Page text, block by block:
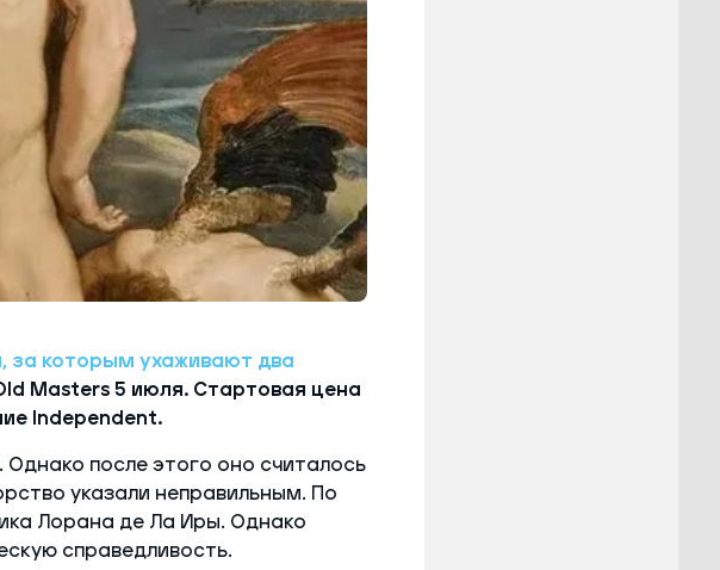
за которым ухаживают два
Masters 5 июля. Стартовая цена
Independent.
после этого оно считалось
указали неправильным. По
Лорана де Ла Иры. Однако
справедливость.